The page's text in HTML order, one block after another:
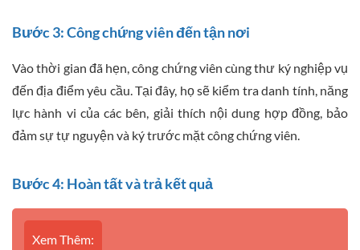
Bước 3: Công chứng viên đến tận nơi
Vào thời gian đã hẹn, công chứng viên cùng thư ký nghiệp vụ
đến địa điểm yêu cầu. Tại đây, họ sẽ kiểm tra danh tính, năng
lực hành vi của các bên, giải thích nội dung hợp đồng, bảo
đảm sự tự nguyện và ký trước mặt công chứng viên.
Bước 4: Hoàn tất và trả kết quả
Xem Thêm: